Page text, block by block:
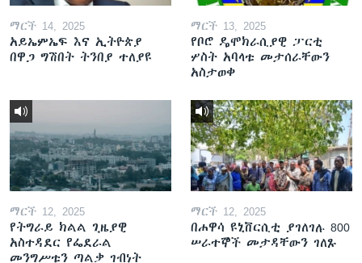
ማርች 14, 2025
አይኤምኤፍ እና ኢትዮጵያ
በዋጋ ግሽበት ትንበያ ተለያዩ
ማርች 13, 2025
የቦሮ ዴሞክራሲያዊ ፓርቲ
ሦስት አባላቱ መታሰራቸውን
አስታወቀ
ማርች 12, 2025
የትግራይ ክልል ጊዜያዊ
አስተዳደር የፌደራል
መንግሥቱን ጣልቃ ገብነት
ማርች 12, 2025
በሐዋሳ ዩኒቨርሲቲ ያገለገሉ 800
ሠራተኞች መታዳቸውን ገለጹ